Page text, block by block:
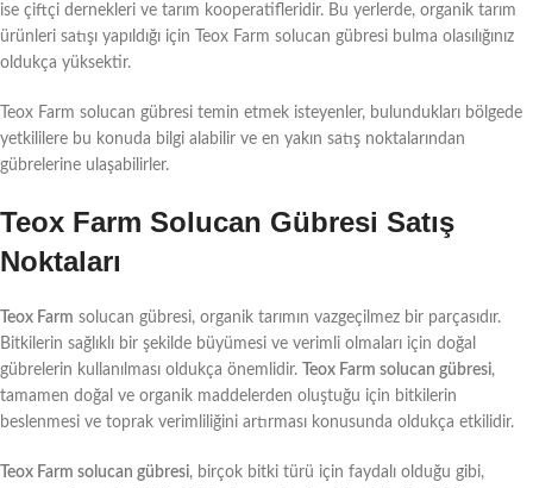
ise çiftçi dernekleri ve tarım kooperatifleridir. Bu yerlerde, organik tarım
ürünleri satışı yapıldığı için Teox Farm solucan gübresi bulma olasılığınız
oldukça yüksektir.
Teox Farm solucan gübresi temin etmek isteyenler, bulundukları bölgede
yetkililere bu konuda bilgi alabilir ve en yakın satış noktalarından
gübrelerine ulaşabilirler.
Teox Farm Solucan Gübresi Satış
Noktaları
Teox Farm solucan gübresi, organik tarımın vazgeçilmez bir parçasıdır.
Bitkilerin sağlıklı bir şekilde büyümesi ve verimli olmaları için doğal
gübrelerin kullanılması oldukça önemlidir.
Teox Farm solucan gübresi,
tamamen doğal ve organik maddelerden oluştuğu için bitkilerin
beslenmesi ve toprak verimliliğini artırması konusunda oldukça etkilidir.
Teox Farm solucan gübresi, birçok bitki türü için faydalı olduğu gibi,